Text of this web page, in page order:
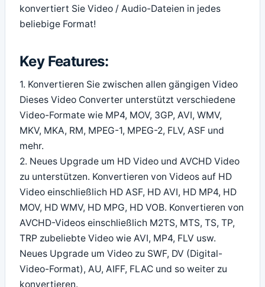
konvertiert Sie Video / Audio-Dateien in jedes
beliebige Format!
Key Features:
1. Konvertieren Sie zwischen allen gängigen Video
Dieses Video Converter unterstützt verschiedene
Video-Formate wie MP4, MOV, 3GP, AVI, WMV,
MKV, MKA, RM, MPEG-1, MPEG-2, FLV, ASF und
mehr.
2. Neues Upgrade um HD Video und AVCHD Video
zu unterstützen. Konvertieren von Videos auf HD
Video einschließlich HD ASF, HD AVI, HD MP4, HD
MOV, HD WMV, HD MPG, HD VOB. Konvertieren von
AVCHD-Videos einschließlich M2TS, MTS, TS, TP,
TRP zubeliebte Video wie AVI, MP4, FLV usw.
Neues Upgrade um Video zu SWF, DV (Digital-
Video-Format), AU, AIFF, FLAC und so weiter zu
konvertieren.